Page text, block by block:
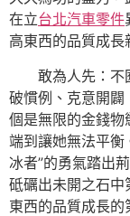
在立台北汽車零件
高東西的品質成長
敢為人先：不
破慣例、克意開
個是無限的金錢
端到讓她無法平衡
冰者”的勇氣踏出
砥礪出未開之石中
東西的品質成長的